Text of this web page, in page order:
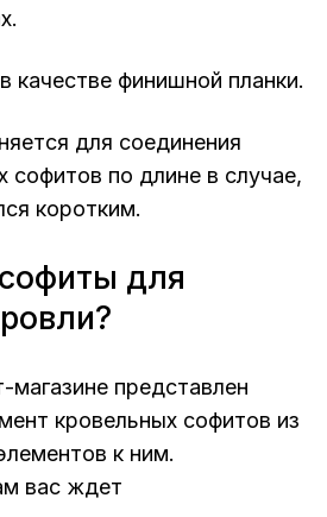
качестве финишной планки.
для соединения
по длине в случае,
коротким.
для
представлен
кровельных софитов из
к ним.
вас ждет